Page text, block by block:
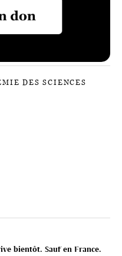
DES SCIENCES
bientôt. Sauf en France.